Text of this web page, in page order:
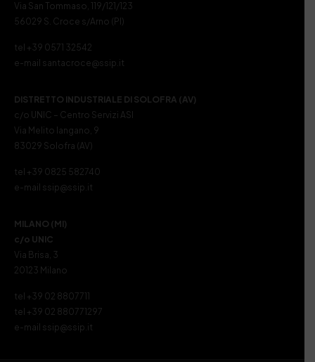
Via San Tommaso, 119/121/123
56029 S. Croce s/Arno (PI)
tel +39 0571 32542
e-mail santacroce@ssip.it
DISTRETTO INDUSTRIALE DI SOLOFRA (AV)
c/o UNIC – Centro Servizi ASI
Via Melito Iangano, 9
83029 Solofra (AV)
tel +39 0825 582740
e-mail ssip@ssip.it
MILANO (MI)
c/o UNIC
Via Brisa, 3
20123 Milano
tel +39 02 8807711
tel +39 02 880771297
e-mail ssip@ssip.it